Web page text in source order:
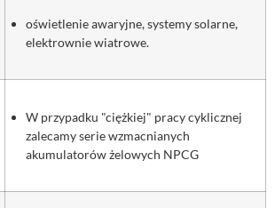
oświetlenie awaryjne, systemy solarne,
elektrownie wiatrowe.
W przypadku "ciężkiej" pracy cyklicznej
zalecamy serie wzmacnianych
akumulatorów żelowych NPCG